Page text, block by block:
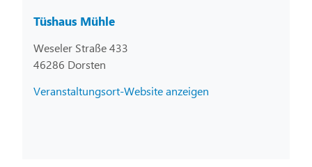
Tüshaus Mühle
Weseler Straße 433
46286 Dorsten
Veranstaltungsort-Website anzeigen